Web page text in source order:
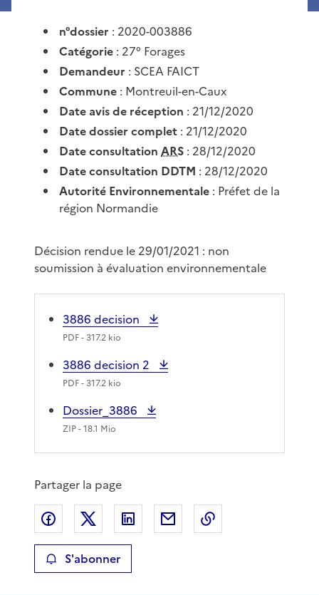
n°dossier : 2020-003886
Catégorie : 27° Forages
Demandeur : SCEA FAICT
Commune : Montreuil-en-Caux
Date avis de réception : 21/12/2020
Date dossier complet : 21/12/2020
Date consultationARS : 28/12/2020
Date consultation DDTM : 28/12/2020
Autorité Environnementale : Préfet de la
région Normandie
Décision rendue le 29/01/2021 : non
soumission à évaluation environnementale
3886 decision
PDF- 317.2 kio
3886 decision 2
PDF- 317.2 kio
Dossier_3886
ZIP- 18.1 Mio
Partager la page
Partager sur Facebook
Partager sur XPartager sur LinkedIn
Partager par email
S'abonner